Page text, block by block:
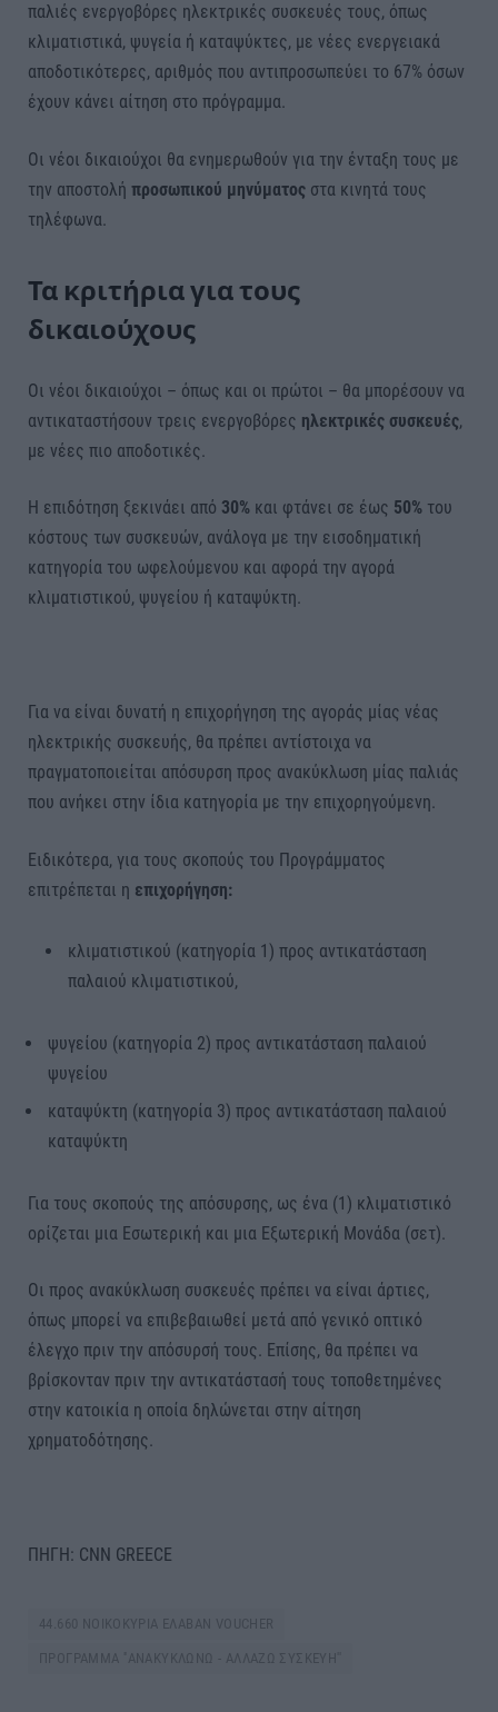
παλιές ενεργοβόρες ηλεκτρικές συσκευές τους, όπως
κλιματιστικά, ψυγεία ή καταψύκτες, με νέες ενεργειακά
αποδοτικότερες, αριθμός που αντιπροσωπεύει το 67% όσων
έχουν κάνει αίτηση στο πρόγραμμα.
Οι νέοι δικαιούχοι θα ενημερωθούν για την ένταξη τους με
την αποστολή προσωπικού μηνύματος στα κινητά τους
τηλέφωνα.
Τα κριτήρια για τους
δικαιούχους
Οι νέοι δικαιούχοι – όπως και οι πρώτοι – θα μπορέσουν να
αντικαταστήσουν τρεις ενεργοβόρες ηλεκτρικές συσκευές,
με νέες πιο αποδοτικές.
Η επιδότηση ξεκινάει από 30% και φτάνει σε έως 50% του
κόστους των συσκευών, ανάλογα με την εισοδηματική
κατηγορία του ωφελούμενου και αφορά την αγορά
κλιματιστικού, ψυγείου ή καταψύκτη.
Για να είναι δυνατή η επιχορήγηση της αγοράς μίας νέας
ηλεκτρικής συσκευής, θα πρέπει αντίστοιχα να
πραγματοποιείται απόσυρση προς ανακύκλωση μίας παλιάς
που ανήκει στην ίδια κατηγορία με την επιχορηγούμενη.
Ειδικότερα, για τους σκοπούς του Προγράμματος
επιτρέπεται η επιχορήγηση:
κλιματιστικού (κατηγορία 1) προς αντικατάσταση
παλαιού κλιματιστικού,
ψυγείου (κατηγορία 2) προς αντικατάσταση παλαιού
ψυγείου
καταψύκτη (κατηγορία 3) προς αντικατάσταση παλαιού
καταψύκτη
Για τους σκοπούς της απόσυρσης, ως ένα (1) κλιματιστικό
ορίζεται μια Εσωτερική και μια Εξωτερική Μονάδα (σετ).
Οι προς ανακύκλωση συσκευές πρέπει να είναι άρτιες,
όπως μπορεί να επιβεβαιωθεί μετά από γενικό οπτικό
έλεγχο πριν την απόσυρσή τους. Επίσης, θα πρέπει να
βρίσκονταν πριν την αντικατάστασή τους τοποθετημένες
στην κατοικία η οποία δηλώνεται στην αίτηση
χρηματοδότησης.
ΠΗΓΗ: CNN GREECE
44.660 ΝΟΙΚΟΚΥΡΙΑ ΕΛΑΒΑΝ VOUCHER
ΠΡΟΓΡΑΜΜΑ ''ΑΝΑΚΥΚΛΩΝΩ - ΑΛΛΑΖΩ ΣΥΣΚΕΥΗ''